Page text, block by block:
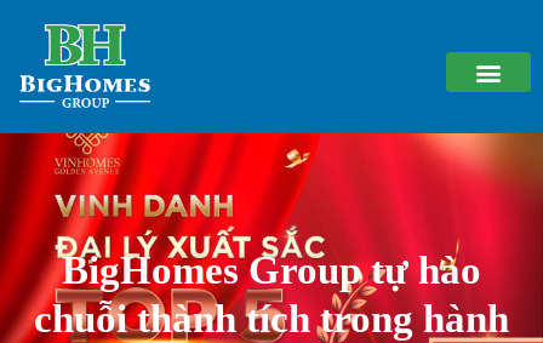
BigHomes Group tự hào
chuỗi thành tích trong hành